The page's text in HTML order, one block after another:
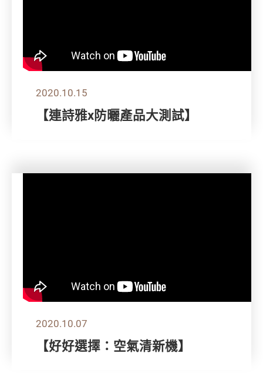
2020.10.15
【連詩雅x防曬產品大測試】
2020.10.07
【好好選擇：空氣清新機】